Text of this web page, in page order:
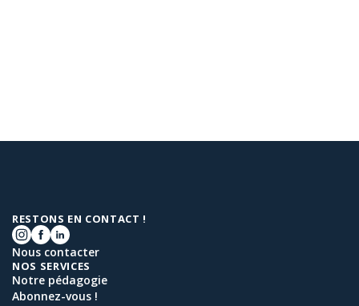
RESTONS EN CONTACT !
Nous contacter
NOS SERVICES
Notre pédagogie
Abonnez-vous !